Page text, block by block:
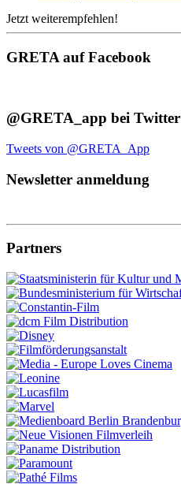
Jetzt weiterempfehlen!
GRETA auf Facebook
@GRETA_app bei Twitter
Tweets von @GRETA_App
Newsletter anmeldung
Partners